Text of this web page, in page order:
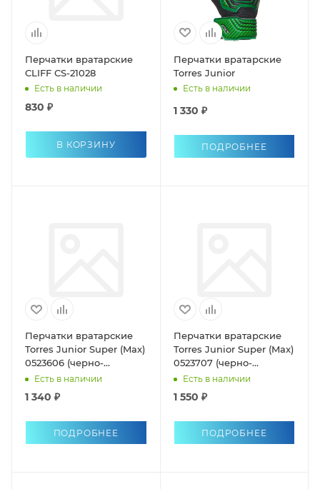
Перчатки вратарские
CLIFF CS-21028
Есть в наличии
830 ₽
В КОРЗИНУ
Перчатки вратарские
Torres Junior
Есть в наличии
1 330 ₽
ПОДРОБНЕЕ
Перчатки вратарские
Torres Junior Super (Max)
0523606 (черно-
зеленые)
Есть в наличии
1 340 ₽
ПОДРОБНЕЕ
Перчатки вратарские
Torres Junior Super (Max)
0523707 (черно-
красные)
Есть в наличии
1 550 ₽
ПОДРОБНЕЕ